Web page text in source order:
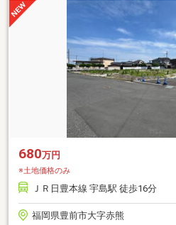
680万円
※土地価格のみ
ＪＲ日豊本線 宇島駅 徒歩16分
福岡県豊前市大字赤熊